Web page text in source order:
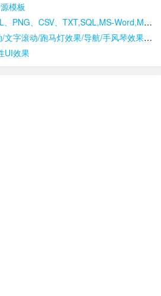
模板
、TXT,SQL,MS-Word,Ms-Excel Ms-Powerpoint、PDF插件
字滚动/跑马灯效果/导航/手风琴效果/轮播
UI效果